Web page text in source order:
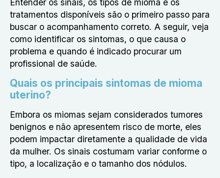
Entender os sinais, os tipos de mioma e os
tratamentos disponíveis são o primeiro passo para
buscar o acompanhamento correto. A seguir, veja
como identificar os sintomas, o que causa o
problema e quando é indicado procurar um
profissional de saúde.
Quais os principais sintomas de mioma
uterino?
Embora os miomas sejam considerados tumores
benignos e não apresentem risco de morte, eles
podem impactar diretamente a qualidade de vida
da mulher. Os sinais costumam variar conforme o
tipo, a localização e o tamanho dos nódulos.